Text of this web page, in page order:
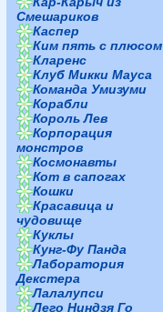
Смешариков
Каспер
Ким пять с плюсом
Кларенс
Клуб Микки Мауса
Команда Умизуми
Корабли
Король Лев
Корпорация
монстров
Космонавты
Кот в сапогах
Кошки
Красавица и
чудовище
Куклы
Кунг-Фу Панда
Лаборатория
Декстера
Лалалупси
Лего Ниндзя Го